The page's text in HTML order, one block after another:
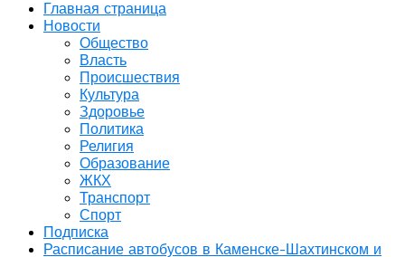
Главная страница
Новости
Общество
Власть
Происшествия
Культура
Здоровье
Политика
Религия
Образование
ЖКХ
Транспорт
Спорт
Подписка
Расписание автобусов в Каменске-Шахтинском и